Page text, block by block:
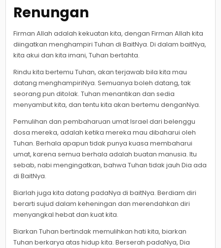
Renungan
Firman Allah adalah kekuatan kita, dengan Firman Allah kita
diingatkan menghampiri Tuhan di BaitNya. Di dalam baitNya,
kita akui dan kita imani, Tuhan bertahta.
Rindu kita bertemu Tuhan, akan terjawab bila kita mau
datang menghampiriNya. Semuanya boleh datang, tak
seorang pun ditolak. Tuhan menantikan dan sedia
menyambut kita, dan tentu kita akan bertemu denganNya.
Pemulihan dan pembaharuan umat Israel dari belenggu
dosa mereka, adalah ketika mereka mau dibaharui oleh
Tuhan. Berhala apapun tidak punya kuasa membaharui
umat, karena semua berhala adalah buatan manusia. Itu
sebab, nabi mengingatkan, bahwa Tuhan tidak jauh Dia ada
di BaitNya.
Biarlah juga kita datang padaNya di baitNya. Berdiam diri
berarti sujud dalam keheningan dan merendahkan diri
menyangkal hebat dan kuat kita.
Biarkan Tuhan bertindak memulihkan hati kita, biarkan
Tuhan berkarya atas hidup kita. Berserah padaNya, Dia